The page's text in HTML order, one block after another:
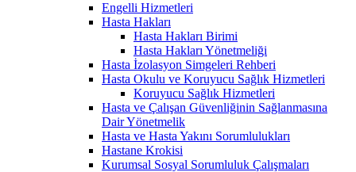
Engelli Hizmetleri
Hasta Hakları
Hasta Hakları Birimi
Hasta Hakları Yönetmeliği
Hasta İzolasyon Simgeleri Rehberi
Hasta Okulu ve Koruyucu Sağlık Hizmetleri
Koruyucu Sağlık Hizmetleri
Hasta ve Çalışan Güvenliğinin Sağlanmasına
Dair Yönetmelik
Hasta ve Hasta Yakını Sorumlulukları
Hastane Krokisi
Kurumsal Sosyal Sorumluluk Çalışmaları